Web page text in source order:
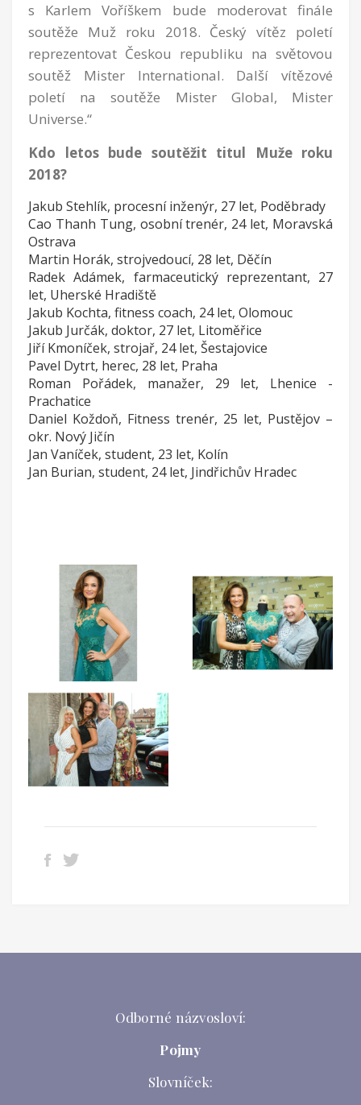
s Karlem Voříškem bude moderovat finále
soutěže Muž roku 2018. Český vítěz poletí
reprezentovat Českou republiku na světovou
soutěž Mister International. Další vítězové
poletí na soutěže Mister Global, Mister
Universe.“
Kdo letos bude soutěžit titul Muže roku
2018?
Jakub Stehlík, procesní inženýr, 27 let, Poděbrady
Cao Thanh Tung, osobní trenér, 24 let, Moravská
Ostrava
Martin Horák, strojvedoucí, 28 let, Děčín
Radek Adámek, farmaceutický reprezentant, 27
let, Uherské Hradiště
Jakub Kochta, fitness coach, 24 let, Olomouc
Jakub Jurčák, doktor, 27 let, Litoměřice
Jiří Kmoníček, strojař, 24 let, Šestajovice
Pavel Dytrt, herec, 28 let, Praha
Roman Pořádek, manažer, 29 let, Lhenice -
Prachatice
Daniel Koždoň, Fitness trenér, 25 let, Pustějov –
okr. Nový Jičín
Jan Vaníček, student, 23 let, Kolín
Jan Burian, student, 24 let, Jindřichův Hradec
Odborné názvosloví:
Pojmy
Slovníček: